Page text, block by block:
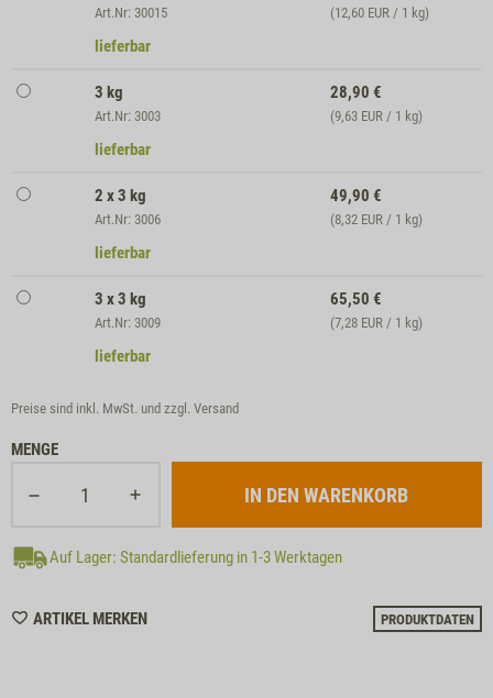
Art.Nr: 30015 (12,60 EUR / 1 kg)
lieferbar
3 kg
Art.Nr: 3003
28,90 €
(9,63 EUR / 1 kg)
lieferbar
2 x 3 kg
Art.Nr: 3006
49,90 €
(8,32 EUR / 1 kg)
lieferbar
3 x 3 kg
Art.Nr: 3009
65,50 €
(7,28 EUR / 1 kg)
lieferbar
Preise sind inkl. MwSt. und zzgl. Versand
MENGE
Auf Lager: Standardlieferung in 1-3 Werktagen
ARTIKEL MERKENWISHLIST
PRODUKTDATEN